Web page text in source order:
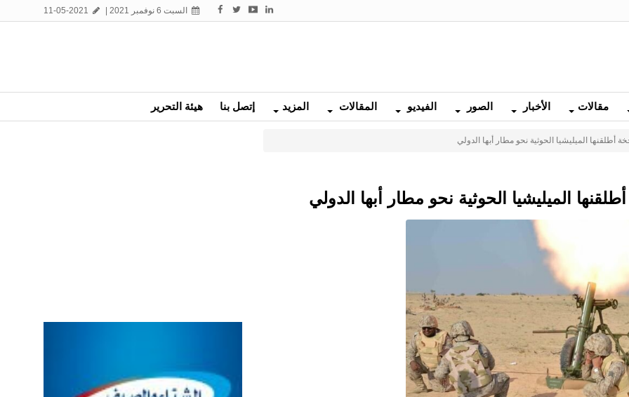
السبت 6 نوفمبر 2021 |
مقالات الأخبار الصور الفيديو المقالات المزيد إتصل بنا هيئة التحرير
أطلقنها الميليشيا الحوثية نحو مطار أبها الدولي
الميليشيا الحوثية نحو مطار أبها الدولي